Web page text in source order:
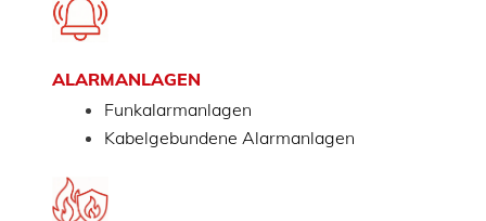
ALARMANLAGEN
Funkalarmanlagen
Kabelgebundene Alarmanlagen